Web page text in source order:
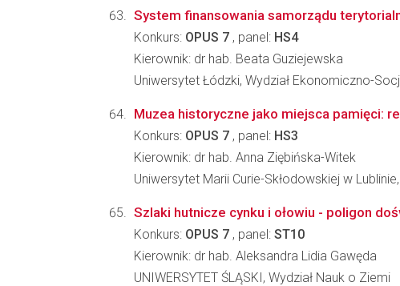
System finansowania samorządu
Konkurs: OPUS 7 , panel: HS4
Kierownik: dr hab. Beata Guziejewska
Uniwersytet Łódzki, Wydział Ekonomiczno-
Muzea historyczne jako miejsca pamięci:
Konkurs: OPUS 7 , panel: HS3
Kierownik: dr hab. Anna Ziębińska-Witek
Uniwersytet Marii Curie-Skłodowskiej w
Szlaki hutnicze cynku i ołowiu - poligon
Konkurs: OPUS 7 , panel: ST10
Kierownik: dr hab. Aleksandra Lidia Gawęda
UNIWERSYTET ŚLĄSKI, Wydział Nauk o Ziemi